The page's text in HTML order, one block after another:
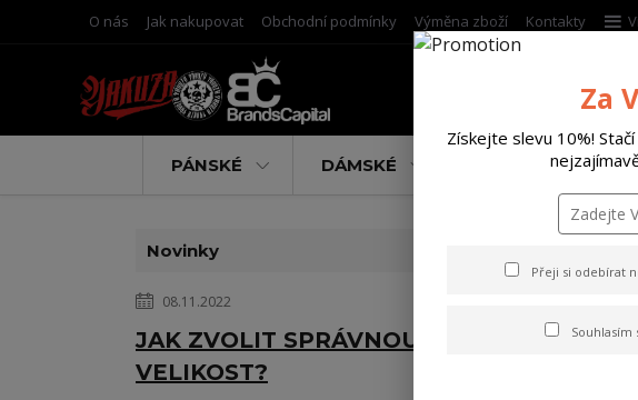
O nás Jak nakupovat Obchodní podmínky Výměna zboží Kontakty
PÁNSKÉ DÁMSKÉ
Novinky
08.11.2022
JAK ZVOLIT SPRÁVNOU
VELIKOST?
Za
Získejte slevu 10%!
Přeji si odebírat
Souhlasím